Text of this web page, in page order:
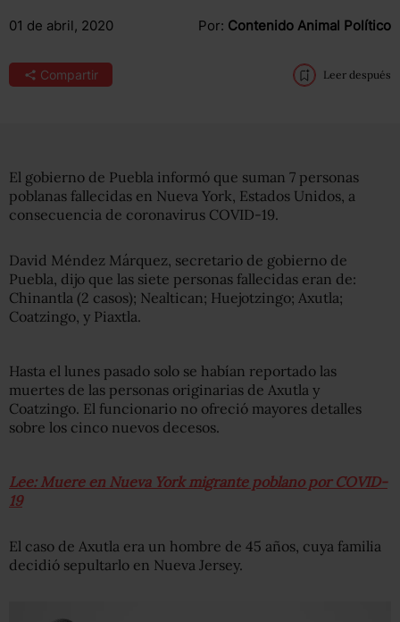
01 de abril, 2020 Por: Contenido Animal Político
Compartir Leer después
El gobierno de Puebla informó que suman 7 personas
poblanas fallecidas en Nueva York, Estados Unidos, a
consecuencia de coronavirus COVID-19.
David Méndez Márquez, secretario de gobierno de
Puebla, dijo que las siete personas fallecidas eran de:
Chinantla (2 casos); Nealtican; Huejotzingo; Axutla;
Coatzingo, y Piaxtla.
Hasta el lunes pasado solo se habían reportado las
muertes de las personas originarias de Axutla y
Coatzingo. El funcionario no ofreció mayores detalles
sobre los cinco nuevos decesos.
Lee: Muere en Nueva York migrante poblano por COVID-
19
El caso de Axutla era un hombre de 45 años, cuya familia
decidió sepultarlo en Nueva Jersey.